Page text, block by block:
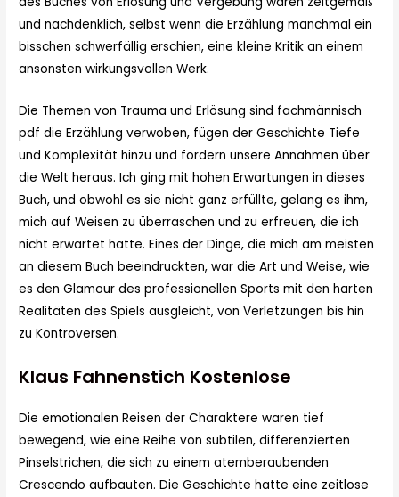
und nachdenklich, selbst wenn die Erzählung manchmal ein
bisschen schwerfällig erschien, eine kleine Kritik an einem
ansonsten wirkungsvollen Werk.
Die Themen von Trauma und Erlösung sind fachmännisch
pdf die Erzählung verwoben, fügen der Geschichte Tiefe
und Komplexität hinzu und fordern unsere Annahmen über
die Welt heraus. Ich ging mit hohen Erwartungen in dieses
Buch, und obwohl es sie nicht ganz erfüllte, gelang es ihm,
mich auf Weisen zu überraschen und zu erfreuen, die ich
nicht erwartet hatte. Eines der Dinge, die mich am meisten
an diesem Buch beeindruckten, war die Art und Weise, wie
es den Glamour des professionellen Sports mit den harten
Realitäten des Spiels ausgleicht, von Verletzungen bis hin
zu Kontroversen.
Klaus Fahnenstich Kostenlose
Die emotionalen Reisen der Charaktere waren tief
bewegend, wie eine Reihe von subtilen, differenzierten
Pinselstrichen, die sich zu einem atemberaubenden
Crescendo aufbauten. Die Geschichte hatte eine zeitlose